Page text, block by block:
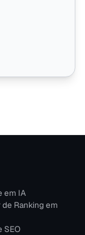
em IA
de Ranking em
SEO